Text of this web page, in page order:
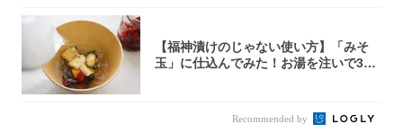
【福神漬けのじゃない使い方】「みそ
玉」に仕込んでみた！お湯を注いで30
Recommended by